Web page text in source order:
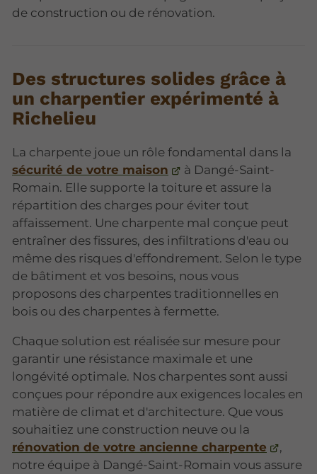
de construction ou de rénovation.
Des structures solides grâce à
un charpentier expérimenté à
Richelieu
La charpente joue un rôle fondamental dans la
sécurité de votre maison
à Dangé-Saint-
Romain. Elle supporte la toiture et assure la
répartition des charges pour éviter tout
affaissement. Une charpente mal conçue peut
entraîner des fissures, des infiltrations d'eau ou
même des risques d'effondrement. Selon le type
de bâtiment et vos besoins, nous vous
proposons des charpentes traditionnelles en
bois ou des charpentes à fermette.
Chaque solution est réalisée sur mesure pour
garantir une résistance maximale et une
longévité optimale. Nos charpentes sont aussi
conçues pour répondre aux exigences locales en
matière de climat et d'architecture. Que vous
souhaitiez une construction neuve ou la
rénovation de votre ancienne charpente
,
notre équipe à Dangé-Saint-Romain vous assure